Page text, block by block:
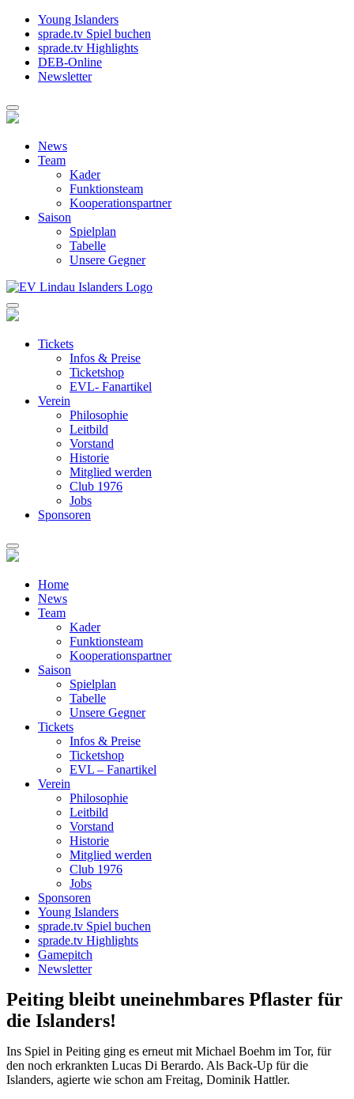
Young Islanders
sprade.tv Spiel buchen
sprade.tv Highlights
DEB-Online
Newsletter
News
Team
Kader
Funktionsteam
Kooperationspartner
Saison
Spielplan
Tabelle
Unsere Gegner
Tickets
Infos & Preise
Ticketshop
EVL- Fanartikel
Verein
Philosophie
Leitbild
Vorstand
Historie
Mitglied werden
Club 1976
Jobs
Sponsoren
Home
News
Team
Kader
Funktionsteam
Kooperationspartner
Saison
Spielplan
Tabelle
Unsere Gegner
Tickets
Infos & Preise
Ticketshop
EVL – Fanartikel
Verein
Philosophie
Leitbild
Vorstand
Historie
Mitglied werden
Club 1976
Jobs
Sponsoren
Young Islanders
sprade.tv Spiel buchen
sprade.tv Highlights
Gamepitch
Newsletter
Peiting bleibt uneinehmbares Pflaster für
die Islanders!
Ins Spiel in Peiting ging es erneut mit Michael Boehm im Tor, für
den noch erkrankten Lucas Di Berardo. Als Back-Up für die
Islanders, agierte wie schon am Freitag, Dominik Hattler.